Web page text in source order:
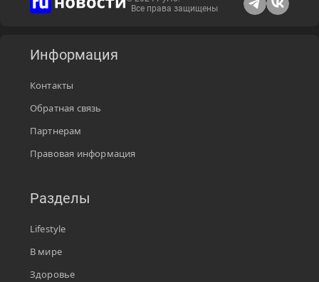
Все права защищены
Информация
Контакты
Обратная связь
Партнерам
Правовая информация
Разделы
Lifestyle
В мире
Здоровье